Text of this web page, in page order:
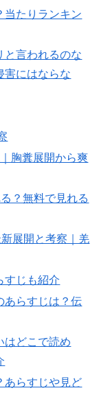
当たりランキン
と言われるのな
害にはならな
胸糞展開から爽
？無料で見れる
展開と考察｜羌
すじも紹介
あらすじは？伝
はどこで読め
あらすじや見ど